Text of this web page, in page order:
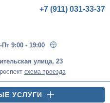
Пт 9:00 - 19:00
+7 (911) 031-33-37
улица, 23
схема проезда
УСЛУГИ